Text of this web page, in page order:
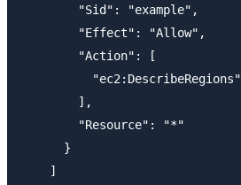
        "Sid": "example",
        "Effect": "Allow",
        "Action": [
          "ec2:DescribeRegions"
        ],
        "Resource": "*"
      }
    ]